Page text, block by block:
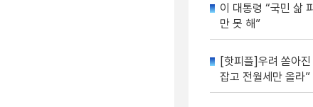
이 대통령 “국민 삶
만 못 해”
[핫피플]우려 쏟아
잡고 전월세만 올라”